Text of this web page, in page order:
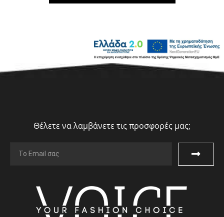
Θέλετε να λαμβάνετε τις προσφορές μας;